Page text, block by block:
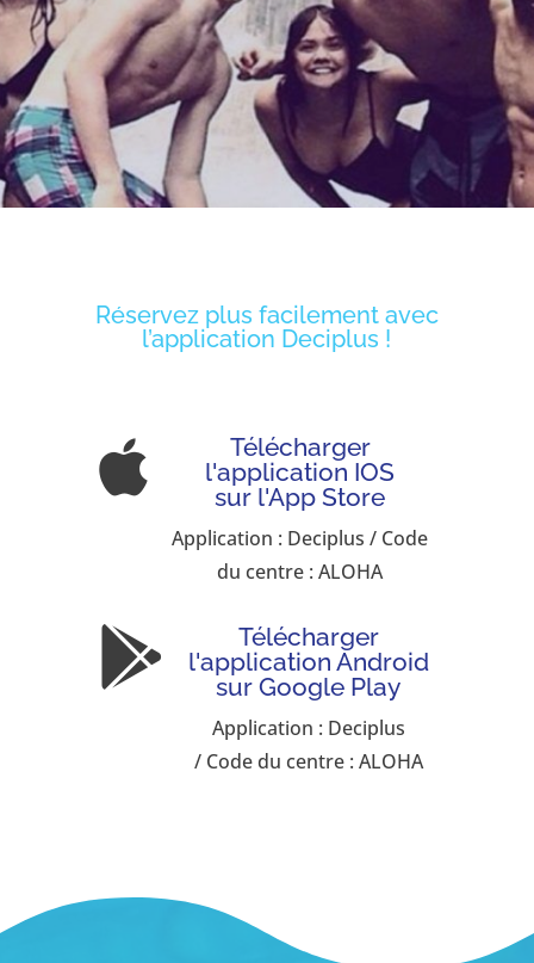
Réservez plus facilement avec
l’application Deciplus !

Télécharger
l'application IOS
sur l'App Store
Application : Deciplus / Code
du centre : ALOHA

Télécharger
l'application Android
sur Google Play
Application : Deciplus
/ Code du centre : ALOHA